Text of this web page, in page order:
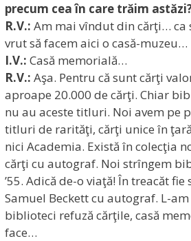
precum cea în care trăim
R.V.: Am mai vîndut din cărţi… ca
vrut să facem aici o casă-muzeu…
I.V.: Casă memorială…
R.V.: Aşa. Pentru că sunt cărţi
aproape 20.000 de cărţi. Chiar
nu au aceste titluri. Noi avem pe
titluri de rarităţi, cărţi unice în
nici Academia. Există în colecţia
cărţi cu autograf. Noi strîngem
’55. Adică de-o viaţă! În treacăt
Samuel Beckett cu autograf. L-
biblioteci refuză cărţile, casă
face…